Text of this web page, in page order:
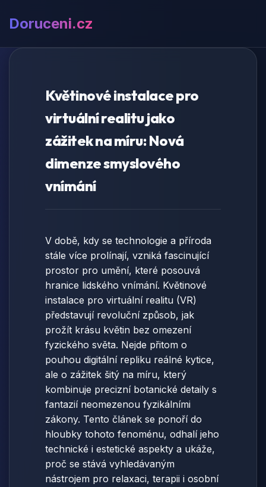
Doruceni.cz
Květinové instalace pro
virtuální realitu jako
zážitek na míru: Nová
dimenze smyslového
vnímání
V době, kdy se technologie a příroda
stále více prolínají, vzniká fascinující
prostor pro umění, které posouvá
hranice lidského vnímání. Květinové
instalace pro virtuální realitu (VR)
představují revoluční způsob, jak
prožít krásu květin bez omezení
fyzického světa. Nejde přitom o
pouhou digitální repliku reálné kytice,
ale o zážitek šitý na míru, který
kombinuje precizní botanické detaily s
fantazií neomezenou fyzikálními
zákony. Tento článek se ponoří do
hloubky tohoto fenoménu, odhalí jeho
technické i estetické aspekty a ukáže,
proč se stává vyhledávaným
nástrojem pro relaxaci, terapii i osobní